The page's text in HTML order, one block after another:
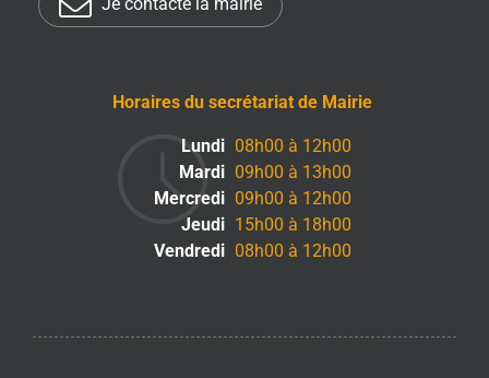
Horaires du secrétariat de Mairie
Lundi 08h00 à 12h00
Mardi 09h00 à 13h00
Mercredi 09h00 à 12h00
Jeudi 15h00 à 18h00
Vendredi 08h00 à 12h00